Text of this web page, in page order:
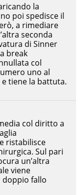
col diritto a
ristabilisce
Sul pari
un’altra
viene
doppio fallo
la
poi spedisce il
a rimediare
seconda
di Sinner
break
col
uno al
tiene la battuta.